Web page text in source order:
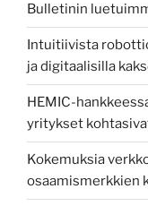
Bulletinin
Intuitiivista
ja digitaalisilla
HEMIC-
yritykset
Kokemuksia
osaamismerkkien